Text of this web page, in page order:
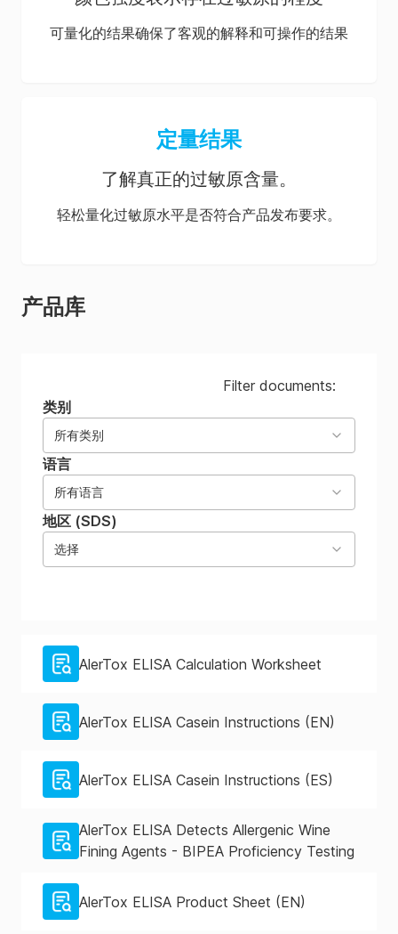
可量化的结果确保了客观的解释和可操作的结果
定量结果
了解真正的过敏原含量。
轻松量化过敏原水平是否符合产品发布要求。
产品库
Filter documents:
类别
所有类别
语言
所有语言
地区 (SDS)
选择
AlerTox ELISA Calculation Worksheet
AlerTox ELISA Casein Instructions (EN)
AlerTox ELISA Casein Instructions (ES)
AlerTox ELISA Detects Allergenic Wine
Fining Agents - BIPEA Proficiency Testing
AlerTox ELISA Product Sheet (EN)